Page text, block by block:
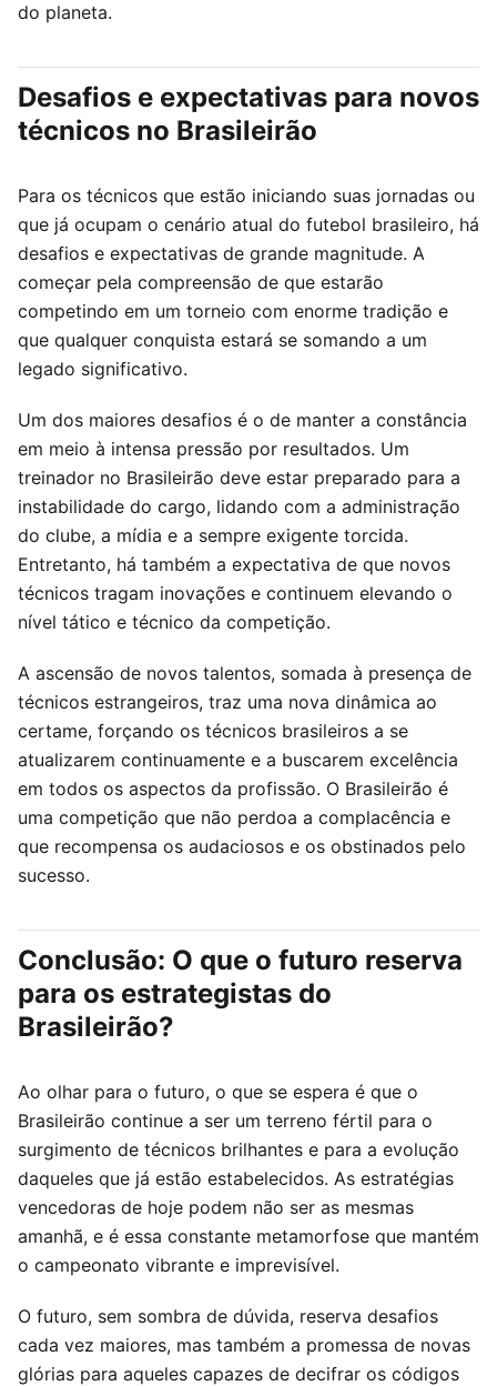
do planeta.
Desafios e expectativas para novos
técnicos no Brasileirão
Para os técnicos que estão iniciando suas jornadas ou
que já ocupam o cenário atual do futebol brasileiro, há
desafios e expectativas de grande magnitude. A
começar pela compreensão de que estarão
competindo em um torneio com enorme tradição e
que qualquer conquista estará se somando a um
legado significativo.
Um dos maiores desafios é o de manter a constância
em meio à intensa pressão por resultados. Um
treinador no Brasileirão deve estar preparado para a
instabilidade do cargo, lidando com a administração
do clube, a mídia e a sempre exigente torcida.
Entretanto, há também a expectativa de que novos
técnicos tragam inovações e continuem elevando o
nível tático e técnico da competição.
A ascensão de novos talentos, somada à presença de
técnicos estrangeiros, traz uma nova dinâmica ao
certame, forçando os técnicos brasileiros a se
atualizarem continuamente e a buscarem excelência
em todos os aspectos da profissão. O Brasileirão é
uma competição que não perdoa a complacência e
que recompensa os audaciosos e os obstinados pelo
sucesso.
Conclusão: O que o futuro reserva
para os estrategistas do
Brasileirão?
Ao olhar para o futuro, o que se espera é que o
Brasileirão continue a ser um terreno fértil para o
surgimento de técnicos brilhantes e para a evolução
daqueles que já estão estabelecidos. As estratégias
vencedoras de hoje podem não ser as mesmas
amanhã, e é essa constante metamorfose que mantém
o campeonato vibrante e imprevisível.
O futuro, sem sombra de dúvida, reserva desafios
cada vez maiores, mas também a promessa de novas
glórias para aqueles capazes de decifrar os códigos